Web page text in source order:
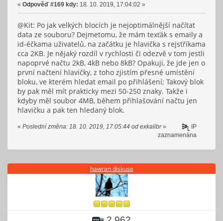
« Odpověď #169 kdy: 18. 10. 2019, 17:04:02 »
@Kit: Po jak velkých blocích je nejoptimálnější načítat
data ze souboru? Dejmetomu, že mám texťák s emaily a
id-éčkama uživatelů, na začátku je hlavička s rejstříkama
cca 2KB. Je nějaký rozdíl v rychlosti či odezvě v tom jestli
napoprvé načtu 2kB, 4kB nebo 8kB? Opakuji, že jde jen o
první načtení hlavičky, z toho zjistím přesné umístění
bloku, ve kterém hledat email po přihlášení; Takový blok
by pak měl mít prakticky mezi 50-250 znaky. Takže i
kdyby měl soubor 4MB, během přihlašování načtu jen
hlavičku a pak ten hledaný blok.
« Poslední změna: 18. 10. 2019, 17:05:44 od exkalibr»
IP
zaznamenána
hawran diskuse